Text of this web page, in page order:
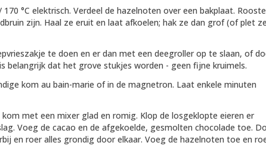
°C elektrisch. Verdeel de hazelnoten over een bakplaat.
zijn. Haal ze eruit en laat afkoelen; hak ze dan grof (of plet ze
te doen en er dan met een deegroller op te slaan, of
belangrijk dat het grove stukjes worden - geen fijne kruimels.
kom au bain-marie of in de magnetron. Laat enkele minuten
met een mixer glad en romig. Klop de losgeklopte eieren er
Voeg de cacao en de afgekoelde, gesmolten chocolade toe.
en roer alles grondig door elkaar. Voeg de hazelnoten toe en